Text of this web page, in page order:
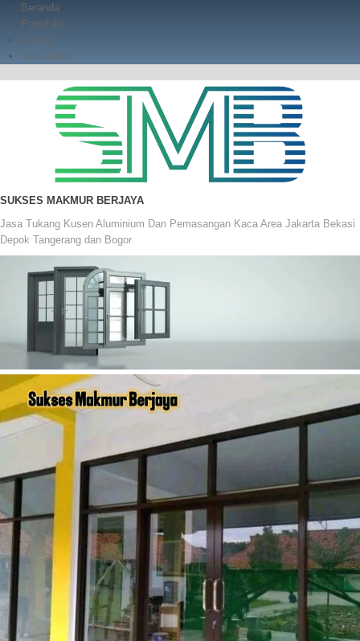
Skip
content
Beranda
Portofolio
Gallery
Toko Kami
SUKSES MAKMUR BERJAYA
Jasa Tukang Kusen Aluminium Dan Pemasangan Kaca Area Jakarta Bekasi
Depok Tangerang dan Bogor